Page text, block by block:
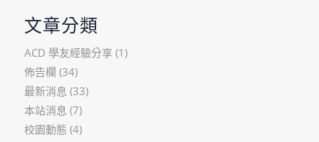
文章分類
ACD 學友經驗分享 (1)
佈告欄 (34)
最新消息 (33)
本站消息 (7)
校園動態 (4)